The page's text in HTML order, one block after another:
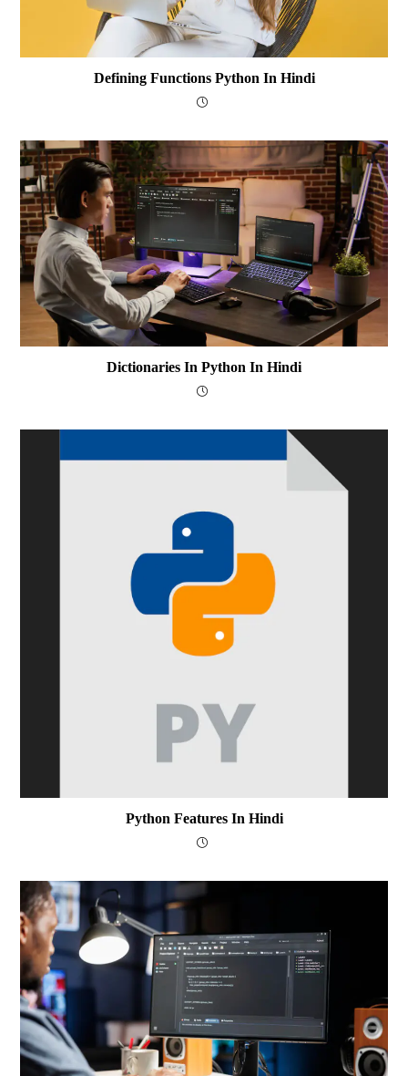
Defining Functions Python In Hindi
Dictionaries In Python In Hindi
Python Features In Hindi